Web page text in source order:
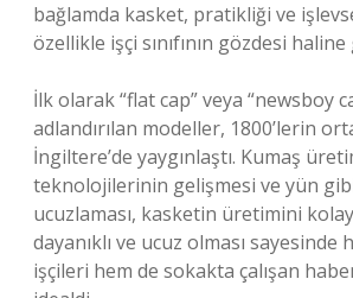
bağlamda kasket, pratikliği ve
özellikle işçi sınıfının gözdesi haline
İlk olarak “flat cap” veya “newsboy
adlandırılan modeller, 1800’lerin
İngiltere’de yaygınlaştı. Kumaş
teknolojilerinin gelişmesi ve yün
ucuzlaması, kasketin üretimini
dayanıklı ve ucuz olması sayesinde
işçileri hem de sokakta çalışan